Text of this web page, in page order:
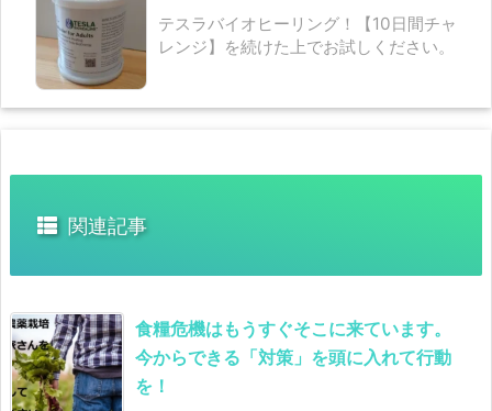
テスラバイオヒーリング！【10日間チャ
レンジ】を続けた上でお試しください。
関連記事
食糧危機はもうすぐそこに来ています。
今からできる「対策」を頭に入れて行動
を！